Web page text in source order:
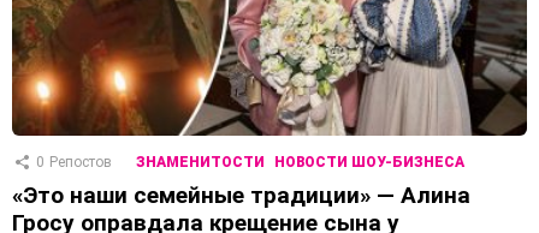
0 Репостов ЗНАМЕНИТОСТИ НОВОСТИ ШОУ-БИЗНЕСА
«Это наши семейные традиции» — Алина
Гросу оправдала крещение сына у